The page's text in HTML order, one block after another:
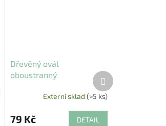
Dřevěný ovál
oboustranný
Externí sklad (>5 ks)
79 Kč DETAIL
Další
produkt